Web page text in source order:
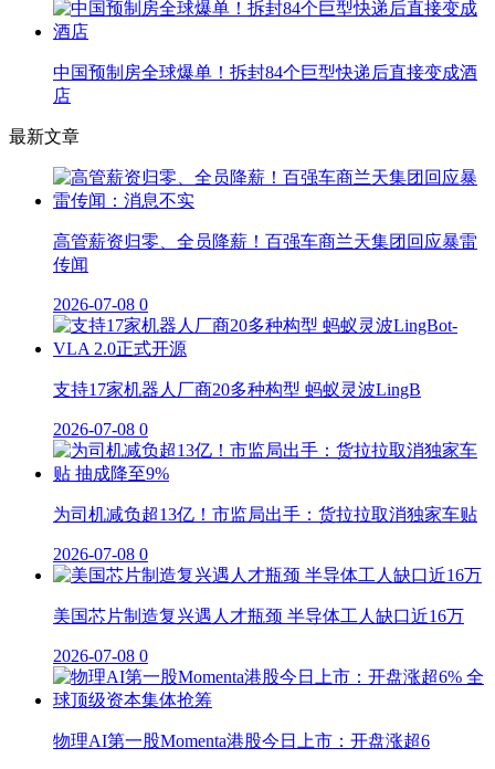
中国预制房全球爆单！拆封84个巨型快递后直接变成酒
店
最新文章
高管薪资归零、全员降薪！百强车商兰天集团回应暴雷
传闻
2026-07-08 0
支持17家机器人厂商20多种构型 蚂蚁灵波LingB
2026-07-08 0
为司机减负超13亿！市监局出手：货拉拉取消独家车贴
2026-07-08 0
美国芯片制造复兴遇人才瓶颈 半导体工人缺口近16万
2026-07-08 0
物理AI第一股Momenta港股今日上市：开盘涨超6